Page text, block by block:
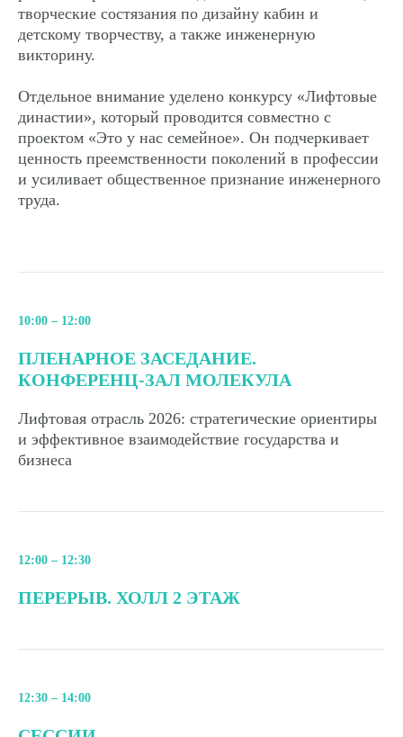
творческие состязания по дизайну кабин и
детскому творчеству, а также инженерную
викторину.
Отдельное внимание уделено конкурсу «Лифтовые
династии», который проводится совместно с
проектом «Это у нас семейное». Он подчеркивает
ценность преемственности поколений в профессии
и усиливает общественное признание инженерного
труда.
10:00 – 12:00
ПЛЕНАРНОЕ ЗАСЕДАНИЕ.
КОНФЕРЕНЦ-ЗАЛ МОЛЕКУЛА
Лифтовая отрасль 2026: стратегические ориентиры
и эффективное взаимодействие государства и
бизнеса
12:00 – 12:30
ПЕРЕРЫВ. ХОЛЛ 2 ЭТАЖ
12:30 – 14:00